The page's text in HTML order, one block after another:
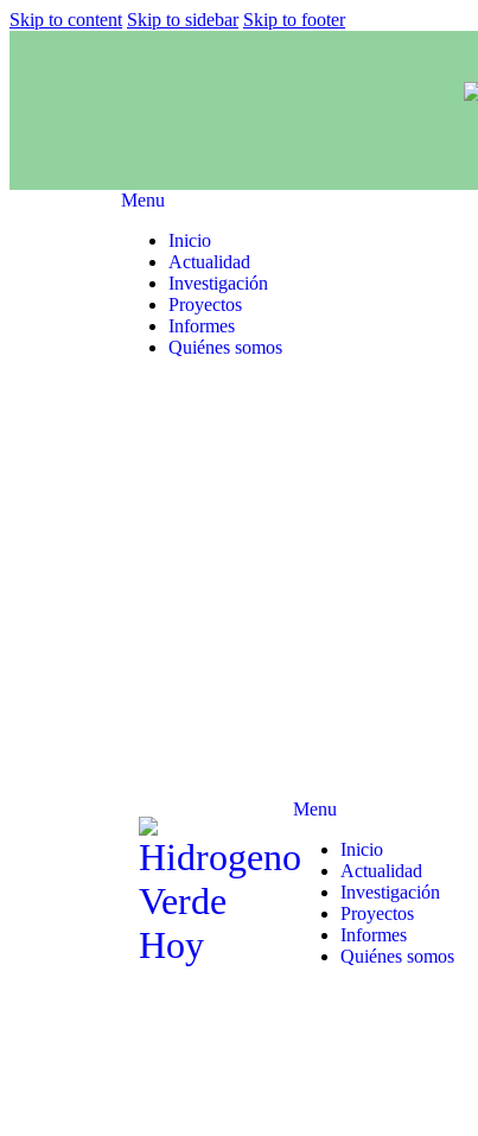
Skip to content Skip to sidebar Skip to footer
Menu
Inicio
Actualidad
Investigación
Proyectos
Informes
Quiénes somos
Menu
Inicio
Actualidad
Investigación
Proyectos
Informes
Quiénes somos